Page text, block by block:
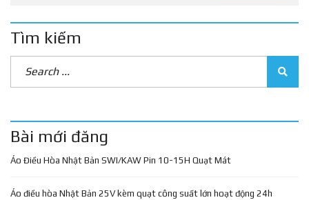
Tìm kiếm
Bài mới đăng
Áo Điều Hòa Nhật Bản SWI/KAW Pin 10-15H Quạt Mát
Áo điều hòa Nhật Bản 25V kèm quạt công suất lớn hoạt động 24h